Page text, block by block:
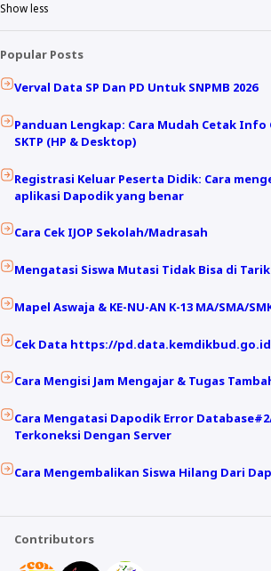
Show less
Popular Posts
Verval Data SP Dan PD Untuk SNPMB 2026
Panduan Lengkap: Cara Mudah Cetak Info
SKTP (HP & Desktop)
Registrasi Keluar Peserta Didik: Cara
aplikasi Dapodik yang benar
Cara Cek IJOP Sekolah/Madrasah
Mengatasi Siswa Mutasi Tidak Bisa di
Mapel Aswaja & KE-NU-AN K-13 MA/SMA/
Cek Data https://
Cara Mengisi Jam Mengajar & Tugas
Cara Mengatasi Dapodik Error
Terkoneksi Dengan Server
Cara Mengembalikan Siswa Hilang Dari
Contributors